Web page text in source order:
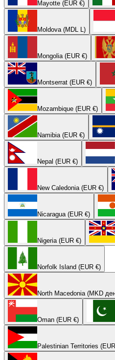
Mayotte (EUR €)
Moldova (MDL L)
Mongolia (EUR €)
Montserrat (EUR €)
Mozambique (EUR €)
Namibia (EUR €)
Nepal (EUR €)
New Caledonia (EUR €)
Nicaragua (EUR €)
Nigeria (EUR €)
Norfolk Island (EUR €)
North Macedonia (MKD
Oman (EUR €)
Palestinian Territories